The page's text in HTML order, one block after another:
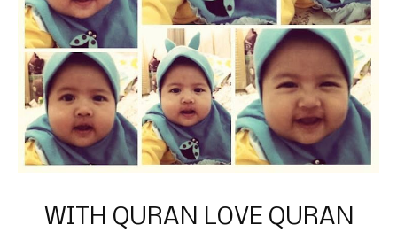
WITH QURAN LOVE QURAN